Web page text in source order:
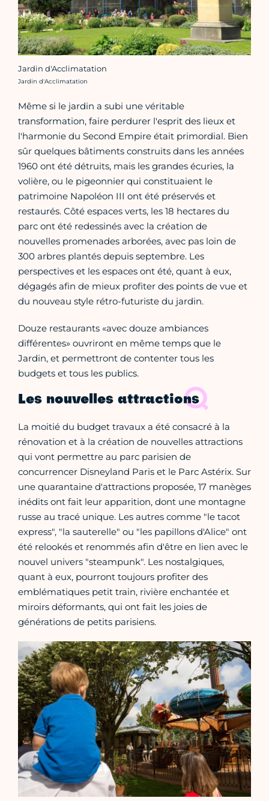
Jardin d'Acclimatation
Crédit photo :
Jardin d'Acclimatation
Même si le jardin a subi une véritable
transformation, faire perdurer l'esprit des lieux et
l'harmonie du Second Empire était primordial. Bien
sûr quelques bâtiments construits dans les années
1960 ont été détruits, mais les grandes écuries, la
volière, ou le pigeonnier qui constituaient le
patrimoine Napoléon III ont été préservés et
restaurés. Côté espaces verts, les 18 hectares du
parc ont été redessinés avec la création de
nouvelles promenades arborées, avec pas loin de
300 arbres plantés depuis septembre. Les
perspectives et les espaces ont été, quant à eux,
dégagés afin de mieux profiter des points de vue et
du nouveau style rétro-futuriste du jardin.
Douze restaurants «avec douze ambiances
différentes» ouvriront en même temps que le
Jardin, et permettront de contenter tous les
budgets et tous les publics.
Les nouvelles attractions
La moitié du budget travaux a été consacré à la
rénovation et à la création de nouvelles attractions
qui vont permettre au parc parisien de
concurrencer Disneyland Paris et le Parc Astérix. Sur
une quarantaine d'attractions proposée, 17 manèges
inédits ont fait leur apparition, dont une montagne
russe au tracé unique. Les autres comme "le tacot
express", "la sauterelle" ou "les papillons d'Alice" ont
été relookés et renommés afin d'être en lien avec le
nouvel univers "steampunk". Les nostalgiques,
quant à eux, pourront toujours profiter des
emblématiques petit train, rivière enchantée et
miroirs déformants, qui ont fait les joies de
générations de petits parisiens.